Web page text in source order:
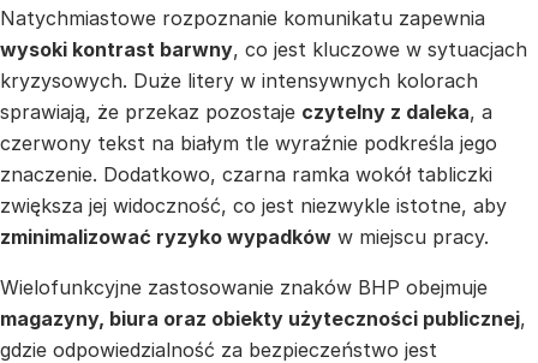
Natychmiastowe rozpoznanie komunikatu zapewnia
wysoki kontrast barwny, co jest kluczowe w sytuacjach
kryzysowych. Duże litery w intensywnych kolorach
sprawiają, że przekaz pozostaje czytelny z daleka, a
czerwony tekst na białym tle wyraźnie podkreśla jego
znaczenie. Dodatkowo, czarna ramka wokół tabliczki
zwiększa jej widoczność, co jest niezwykle istotne, aby
zminimalizować ryzyko wypadków w miejscu pracy.
Wielofunkcyjne zastosowanie znaków BHP obejmuje
magazyny, biura oraz obiekty użyteczności publicznej,
gdzie odpowiedzialność za bezpieczeństwo jest